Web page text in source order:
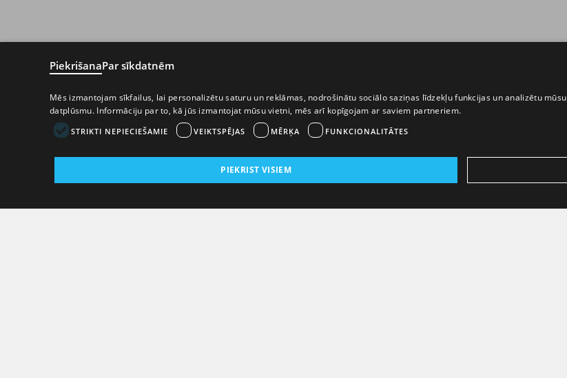
PiekrišanaPar sīkdatnēm
Mēs izmantojam sīkfailus, lai personalizētu saturu un reklāmas, nodrošinātu sociālo saziņas līdzekļu funkcijas un analizētu mūsu
datplūsmu. Informāciju par to, kā jūs izmantojat mūsu vietni, mēs arī kopīgojam ar saviem partneriem.
STRIKTI NEPIECIEŠAMIE VEIKTSPĒJAS MĒRĶA FUNKCIONALITĀTES
PIEKRIST VISIEM